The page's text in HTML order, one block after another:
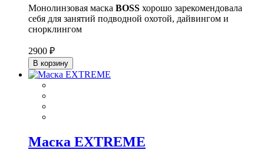
Монолинзовая маска BOSS хорошо зарекомендовала
себя для занятий подводной охотой, дайвингом и
снорклингом
2900 ₽
В корзину
Маска EXTREME